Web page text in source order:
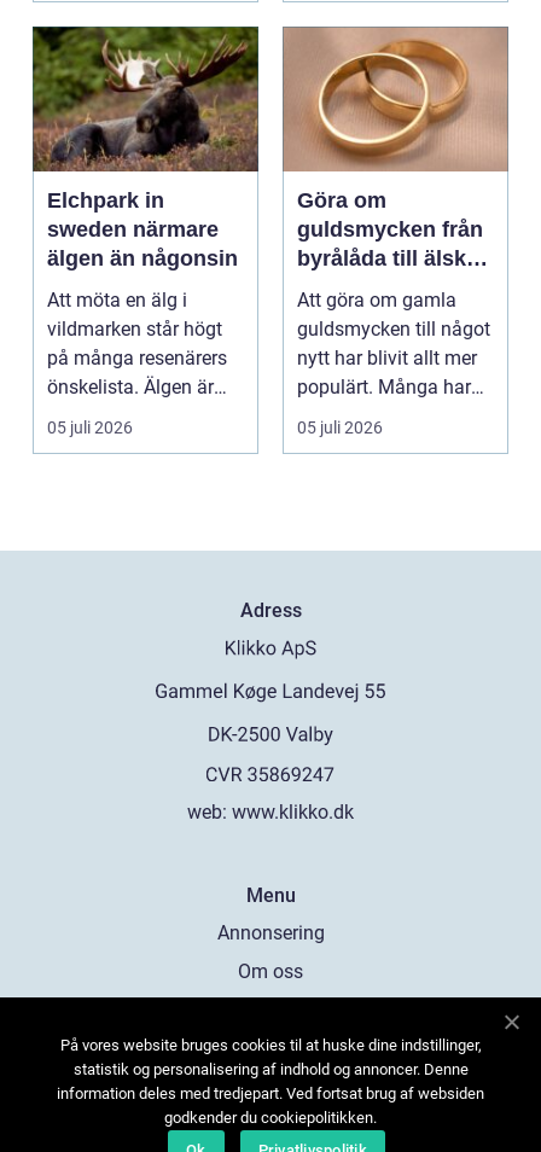
Elchpark in
sweden närmare
älgen än någonsin
Att möta en älg i
vildmarken står högt
på många resenärers
önskelista. Älgen är
Skandinaviens ikonis...
05 juli 2026
Göra om
guldsmycken från
byrålåda till älskad
favorit
Att göra om gamla
guldsmycken till något
nytt har blivit allt mer
populärt. Många har
ärvda ringar, ...
05 juli 2026
Adress
web: www.klikko.dk
Menu
Annonsering
Om oss
Kontakta oss
Sitemap
På vores website bruges cookies til at huske dine indstillinger,
statistik og personalisering af indhold og annoncer. Denne
information deles med tredjepart. Ved fortsat brug af websiden
godkender du cookiepolitikken.